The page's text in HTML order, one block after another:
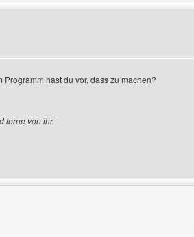
hast du vor, dass zu machen?
lerne von ihr.